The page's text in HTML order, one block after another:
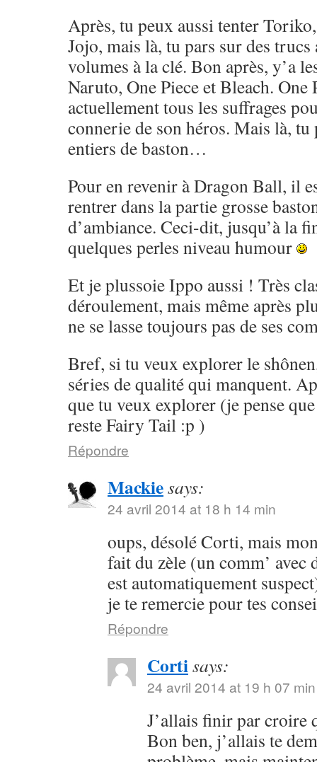
Après, tu peux aussi tenter
Jojo, mais là, tu pars sur des trucs
volumes à la clé. Bon après, y’a
Naruto, One Piece et Bleach. One
actuellement tous les suffrages
connerie de son héros. Mais là,
entiers de baston…
Pour en revenir à Dragon Ball, il
rentrer dans la partie grosse
d’ambiance. Ceci-dit, jusqu’à la
quelques perles niveau humour
Et je plussoie Ippo aussi ! Très
déroulement, mais même après
ne se lasse toujours pas de ses
Bref, si tu veux explorer le
séries de qualité qui manquent.
que tu veux explorer (je pense
reste Fairy Tail :p )
Répondre
Mackiesays:
24 avril 2014 at 18 h 14 min
oups, désolé Corti, mais
fait du zèle (un comm’ avec
est automatiquement
je te remercie pour tes
Répondre
Cortisays:
24 avril 2014 at 19 h 07 min
J’allais finir par croire
Bon ben, j’allais te